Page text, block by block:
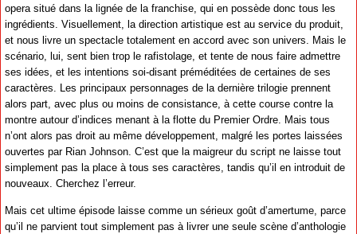
opera situé dans la lignée de la franchise, qui en possède donc tous les
ingrédients. Visuellement, la direction artistique est au service du produit,
et nous livre un spectacle totalement en accord avec son univers. Mais le
scénario, lui, sent bien trop le rafistolage, et tente de nous faire admettre
ses idées, et les intentions soi-disant préméditées de certaines de ses
caractères. Les principaux personnages de la dernière trilogie prennent
alors part, avec plus ou moins de consistance, à cette course contre la
montre autour d’indices menant à la flotte du Premier Ordre. Mais tous
n’ont alors pas droit au même développement, malgré les portes laissées
ouvertes par Rian Johnson. C’est que la maigreur du script ne laisse tout
simplement pas la place à tous ses caractères, tandis qu’il en introduit de
nouveaux. Cherchez l’erreur.
Mais cet ultime épisode laisse comme un sérieux goût d’amertume, parce
qu’il ne parvient tout simplement pas à livrer une seule scène d’anthologie